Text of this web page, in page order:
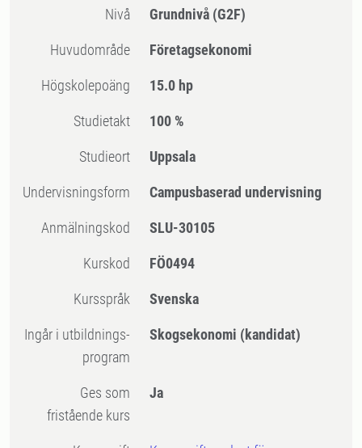
Nivå Grundnivå (G2F)
Huvudområde Företagsekonomi
högskolepoäng 15.0 hp
Studietakt 100 %
Studieort Uppsala
Undervisningsform Campusbaserad undervisning
Anmälningskod SLU-30105
Kurskod FÖ0494
Kursspråk Svenska
Ingår i utbildnings-
program
Skogsekonomi (kandidat)
Ges som
fristående kurs
Ja